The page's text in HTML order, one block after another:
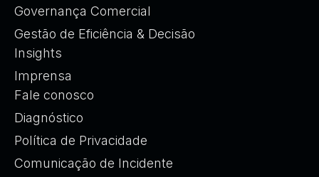
Governança Comercial
Gestão de Eficiência & Decisão
Insights
Imprensa
Fale conosco
Diagnóstico
Política de Privacidade
Comunicação de Incidente